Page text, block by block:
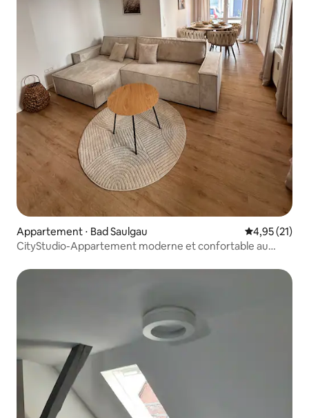
Appartement ⋅ Bad Saulgau Évaluation
4,95 (21)
CityStudio-Appartement moderne et confortable au